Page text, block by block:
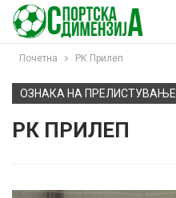
Почетна РК Прилеп
ОЗНАКА НА ПРЕЛИСТУВАЊЕ
РК ПРИЛЕП